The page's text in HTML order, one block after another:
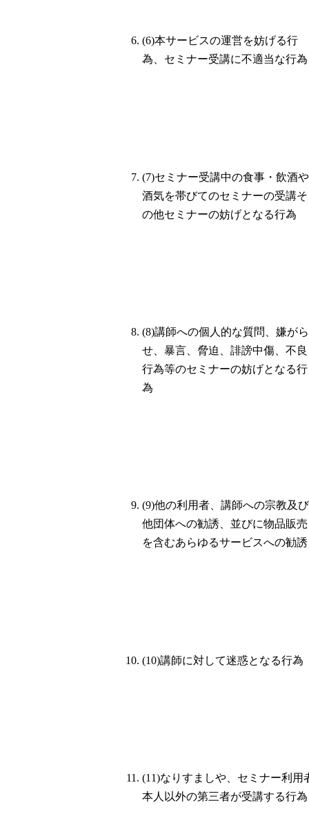
(6)本サービスの運営を妨げる行
為、セミナー受講に不適当な行為
(7)セミナー受講中の食事・飲酒や
酒気を帯びてのセミナーの受講そ
の他セミナーの妨げとなる行為
(8)講師への個人的な質問、嫌がら
せ、暴言、脅迫、誹謗中傷、不良
行為等のセミナーの妨げとなる行
為
(9)他の利用者、講師への宗教及び
他団体への勧誘、並びに物品販売
を含むあらゆるサービスへの勧誘
(10)講師に対して迷惑となる行為
(11)なりすましや、セミナー利用
本人以外の第三者が受講する行為